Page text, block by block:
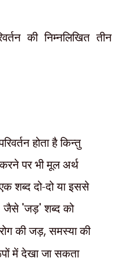
की निम्नलिखित तीन
होता है किन्तु
पर भी मूल अर्थ
शब्द दो-दो या इससे
जैसे 'जड़'शब्द को
की जड़,समस्या की
में देखा जा सकता